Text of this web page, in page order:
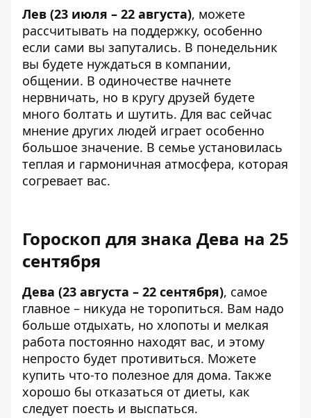
Лев (23 июля – 22 августа), можете
рассчитывать на поддержку, особенно
если сами вы запутались. В понедельник
вы будете нуждаться в компании,
общении. В одиночестве начнете
нервничать, но в кругу друзей будете
много болтать и шутить. Для вас сейчас
мнение других людей играет особенно
большое значение. В семье установилась
теплая и гармоничная атмосфера, которая
согревает вас.
Гороскоп для знака Дева на 25
сентября
Дева (23 августа – 22 сентября), самое
главное – никуда не торопиться. Вам надо
больше отдыхать, но хлопоты и мелкая
работа постоянно находят вас, и этому
непросто будет противиться. Можете
купить что-то полезное для дома. Также
хорошо бы отказаться от диеты, как
следует поесть и выспаться.